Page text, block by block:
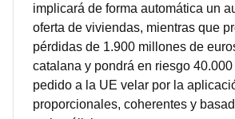
implicará de forma automática un
oferta de viviendas, mientras que
pérdidas de 1.900 millones de
catalana y pondrá en riesgo
pedido a la UE velar por la
proporcionales, coherentes y